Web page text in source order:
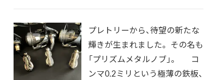
プレトリーから、待望の新たな
輝きが生まれました。 その名も――
「プリズムメタルノブ」。 コ
ンマ0.2ミリという極薄の鉄板、